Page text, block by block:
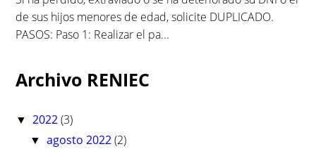
de sus hijos menores de edad, solicite DUPLICADO.
PASOS: Paso 1: Realizar el pa...
Archivo RENIEC
▼2022(3)
▼ agosto 2022(2)